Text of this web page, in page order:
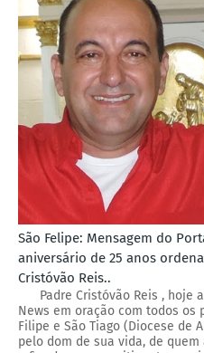
São Felipe: Mensagem do
aniversário de 25 anos
Cristóvão Reis..
Padre Cristóvão Reis , hoje
News em oração com todos os
Filipe e São Tiago (Diocese de
pelo dom de sua vida, de